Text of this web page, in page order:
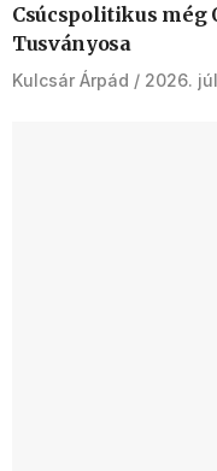
Csúcspolitikus még
Tusványosa
Kulcsár Árpád 2026.